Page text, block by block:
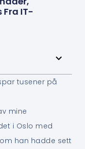
IT-
tusener på
mine
i Oslo med
han hadde sett